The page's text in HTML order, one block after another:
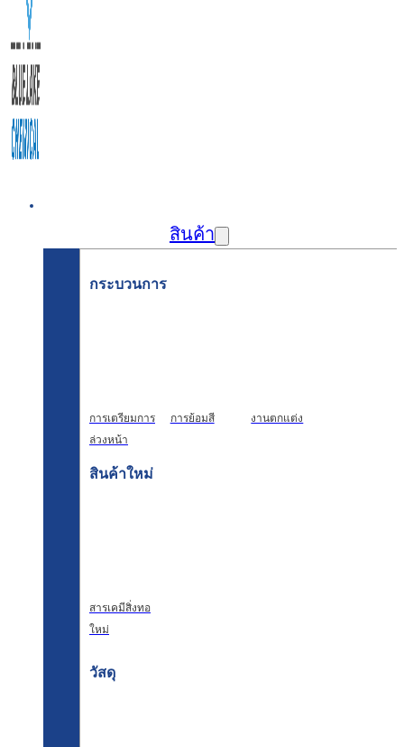
สินค้า
กระบวนการ
การเตรียมการ
ล่วงหน้า
การย้อมสี งานตกแต่ง
สินค้าใหม่
สารเคมีสิ่งทอ
ใหม่
วัสดุ